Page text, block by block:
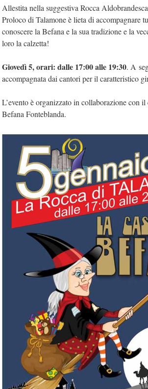
Allestita nella suggestiva Rocca
Proloco di Talamone è lieta di accompagnare
conoscere la Befana e la sua tradizione e la
loro la calzetta!
Giovedì 5, orari: dalle 17:00 alle 19:30. A
accompagnata dai cantori per il caratteristico
L’evento è organizzato in collaborazione con
Befana Fonteblanda.